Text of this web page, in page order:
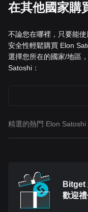
在其他國家
不論您在哪裡，只要能
安全性輕鬆購買 Elon
選擇您所在的國家/地區
Satoshi：
精選的熱門 Elon Satoshi
Bitget
歡迎禮